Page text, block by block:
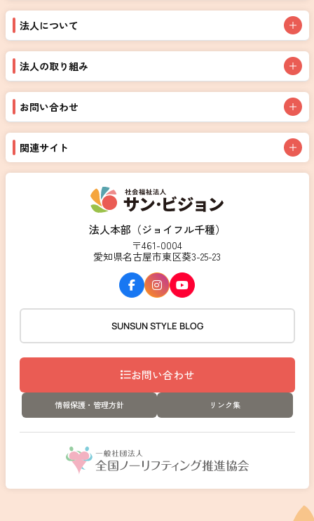
法人本部（ジョイフル千種）
〒461-0004
愛知県名古屋市東区葵3-25-23
SUNSUN STYLE BLOG
お問い合わせ
情報保護・管理方針 リンク集
法人について
法人の取り組み
お問い合わせ
関連サイト